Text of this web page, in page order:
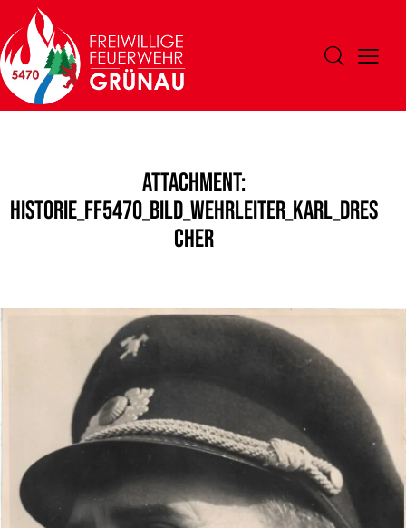
Attachment:
Historie_FF5470_Bild_Wehrleiter_Karl_Dres
cher